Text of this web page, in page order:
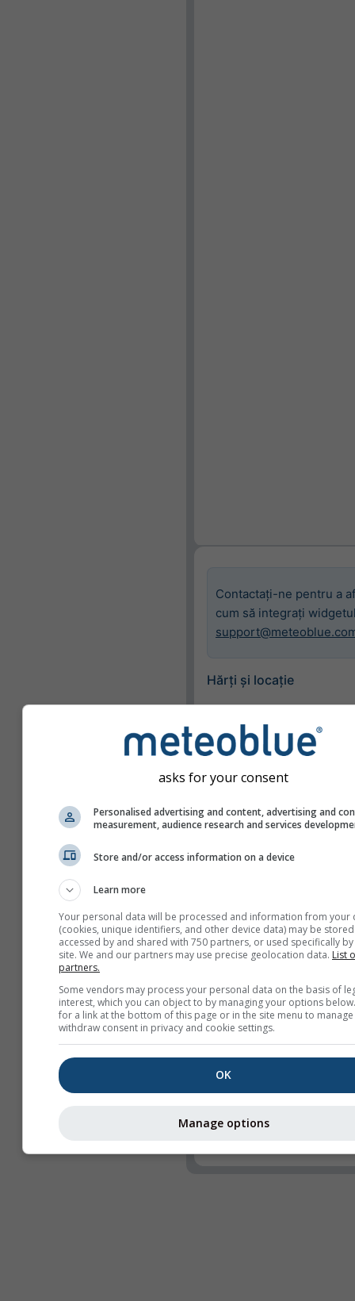
Contactați-ne pentru a
cum să integrați
Hărți și locație
Basel
Hărți disponibile
Afișează doar hărțile
selectate
Funcționalități
Webcam-uri
Partajează
Lățimea widget-ului
Ajustează lățimea
Selectează lățimea
Înălțimea widget-ului
asks for your consent
Personalised advertising and content, advertising and
measurement, audience research and services
Store and/or access information on a device
Learn more
Your personal data will be processed and information from your
(cookies, unique identifiers, and other device data) may be
accessed by and shared with 750 partners, or used specifically
site. We and our partners may use precise geolocation data. List
partners.
Some vendors may process your personal data on the basis of
interest, which you can object to by managing your options
for a link at the bottom of this page or in the site menu to
withdraw consent in privacy and cookie settings.
OK
Manage options